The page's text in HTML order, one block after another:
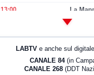
13:00 La
LABTV e anche sul
CANALE 84 (in
CANALE 268 (DDT